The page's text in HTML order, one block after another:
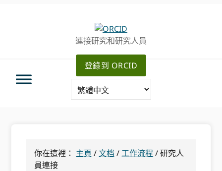
連接研究和研究人員
登錄到 ORCID
你在這裡： 主頁 /文档 /工作流程 /研究人
員連接